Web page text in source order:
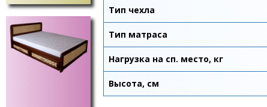
Тип чехла
Тип матраса
Нагрузка на сп. место, кг
Высота, см